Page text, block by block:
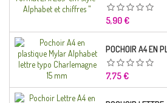
Prix
5,90 €
Prix
7,75 €